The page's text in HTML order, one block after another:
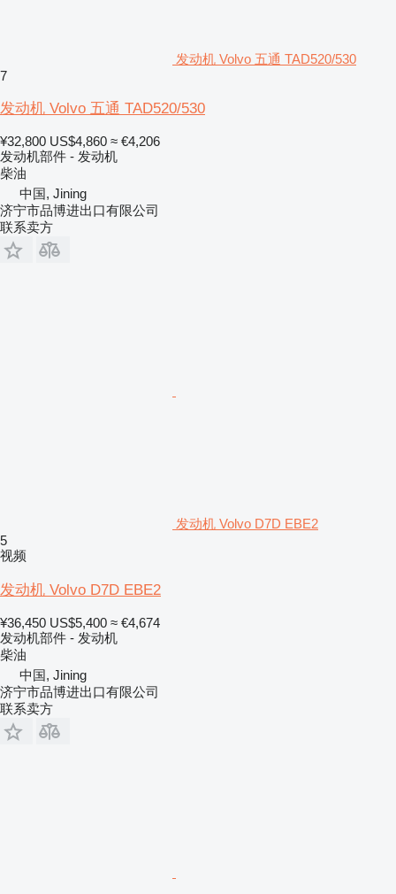
发动机 Volvo 五通 TAD520/530
7
发动机 Volvo 五通 TAD520/530
¥32,800 US$4,860 ≈ €4,206
发动机部件 - 发动机
柴油
中国, Jining
济宁市品博进出口有限公司
联系卖方
发动机 Volvo D7D EBE2
5
视频
发动机 Volvo D7D EBE2
¥36,450 US$5,400 ≈ €4,674
发动机部件 - 发动机
柴油
中国, Jining
济宁市品博进出口有限公司
联系卖方